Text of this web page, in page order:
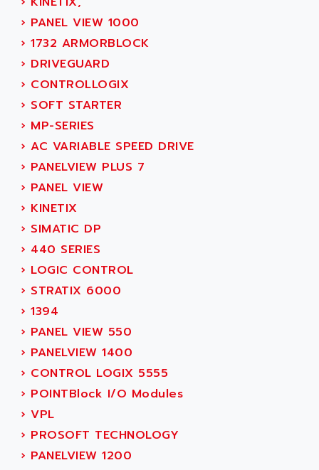
SBS
ABS
PS316
RPX
PB100
PB 300 / PB 600
5000
SMC35
SCALANCE
SMC40
SCM50
BKD
A16B
MIDIMASTER VECTOR
MIDIMASTER
SMC200
ADVANTYS TELEFAST
TELEFAST ABE7
750
AB2
TC2000
ALTECH
ALTER
ALTIVAR
ALTRAC AG
ALTRONICS
ALTRONIX
ALUTRON
ALX
AMADA
AMAN
AMAREX
AMAT
AMBERSIL
AMBRESIL
AMC
AMD
AMDV
AMERICAN DYNAMICS
AMERICAN MEGATRENDS
AMERICAN MICROSEMICONDUCTOR
AMERICAN SIGMA
AMERICAN STD INC
› PANEL VIEW 1000
› 1732 ARMORBLOCK
› DRIVEGUARD
› CONTROLLOGIX
› SOFT STARTER
› MP-SERIES
› AC VARIABLE SPEED DRIVE
› PANELVIEW PLUS 7
› PANEL VIEW
› KINETIX
› SIMATIC DP
› 440 SERIES
› LOGIC CONTROL
› STRATIX 6000
› 1394
› PANEL VIEW 550
› PANELVIEW 1400
› CONTROL LOGIX 5555
› POINTBlock I/O Modules
› VPL
› PROSOFT TECHNOLOGY
› PANELVIEW 1200